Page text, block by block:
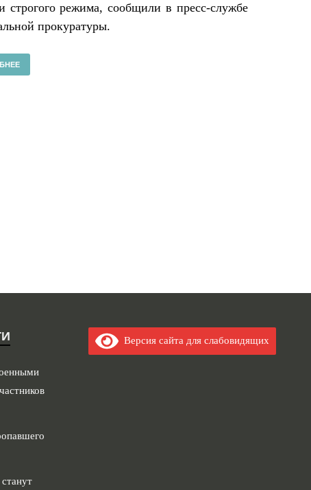
строгого режима, сообщили в пресс-службе
прокуратуры.
Версия сайта для слабовидящих